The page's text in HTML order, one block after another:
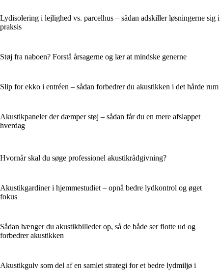
Lydisolering i lejlighed vs. parcelhus – sådan adskiller løsningerne sig i
praksis
Støj fra naboen? Forstå årsagerne og lær at mindske generne
Slip for ekko i entréen – sådan forbedrer du akustikken i det hårde rum
Akustikpaneler der dæmper støj – sådan får du en mere afslappet
hverdag
Hvornår skal du søge professionel akustikrådgivning?
Akustikgardiner i hjemmestudiet – opnå bedre lydkontrol og øget
fokus
Sådan hænger du akustikbilleder op, så de både ser flotte ud og
forbedrer akustikken
Akustikgulv som del af en samlet strategi for et bedre lydmiljø i